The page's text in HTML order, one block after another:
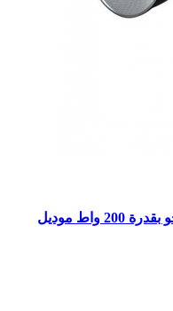
إضاءة استوديو LED ملونة من هيري جو بقدرة 200 واط موديل